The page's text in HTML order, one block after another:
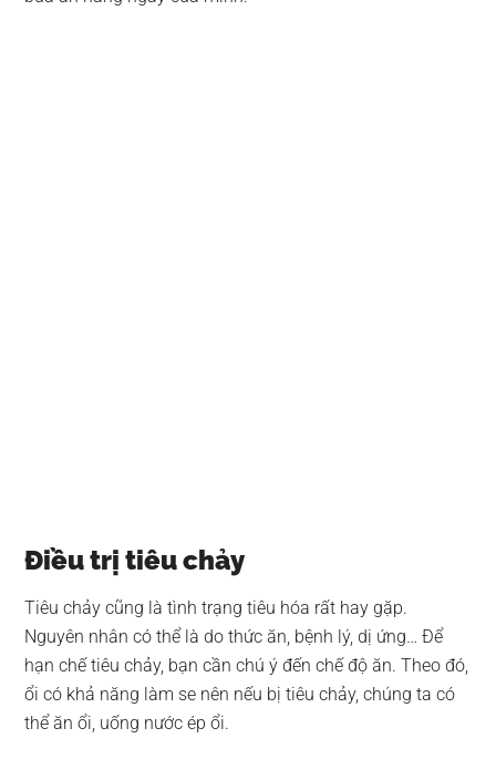
Điều trị tiêu chảy
Tiêu chảy cũng là tình trạng tiêu hóa rất hay gặp.
Nguyên nhân có thể là do thức ăn, bệnh lý, dị ứng… Để
hạn chế tiêu chảy, bạn cần chú ý đến chế độ ăn. Theo đó,
ổi có khả năng làm se nên nếu bị tiêu chảy, chúng ta có
thể ăn ổi, uống nước ép ổi.